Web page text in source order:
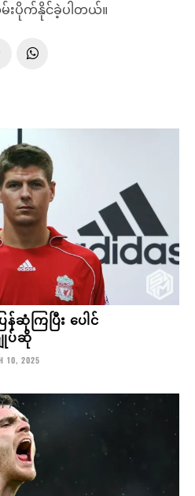
ပိုက်နိုင်ခဲ့ပါတယ်။
န်ဆုံကြပြီး ပေါင်
ျုပ်ဆို
10, 2025